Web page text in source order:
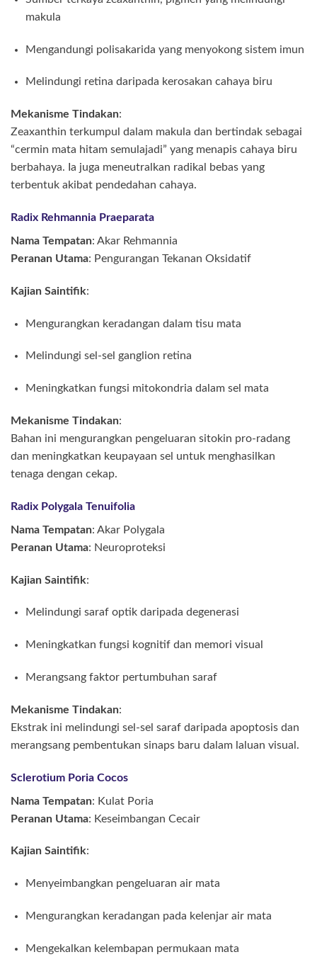
makula
Mengandungi polisakarida yang menyokong sistem imun
Melindungi retina daripada kerosakan cahaya biru
Mekanisme Tindakan:
Zeaxanthin terkumpul dalam makula dan bertindak sebagai
“cermin mata hitam semulajadi” yang menapis cahaya biru
berbahaya. Ia juga meneutralkan radikal bebas yang
terbentuk akibat pendedahan cahaya.
Radix Rehmannia Praeparata
Nama Tempatan: Akar Rehmannia
Peranan Utama: Pengurangan Tekanan Oksidatif
Kajian Saintifik:
Mengurangkan keradangan dalam tisu mata
Melindungi sel-sel ganglion retina
Meningkatkan fungsi mitokondria dalam sel mata
Mekanisme Tindakan:
Bahan ini mengurangkan pengeluaran sitokin pro-radang
dan meningkatkan keupayaan sel untuk menghasilkan
tenaga dengan cekap.
Radix Polygala Tenuifolia
Nama Tempatan: Akar Polygala
Peranan Utama: Neuroproteksi
Kajian Saintifik:
Melindungi saraf optik daripada degenerasi
Meningkatkan fungsi kognitif dan memori visual
Merangsang faktor pertumbuhan saraf
Mekanisme Tindakan:
Ekstrak ini melindungi sel-sel saraf daripada apoptosis dan
merangsang pembentukan sinaps baru dalam laluan visual.
Sclerotium Poria Cocos
Nama Tempatan: Kulat Poria
Peranan Utama: Keseimbangan Cecair
Kajian Saintifik:
Menyeimbangkan pengeluaran air mata
Mengurangkan keradangan pada kelenjar air mata
Mengekalkan kelembapan permukaan mata